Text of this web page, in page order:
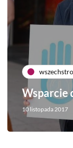
Wsparcie
10 listopada 2017